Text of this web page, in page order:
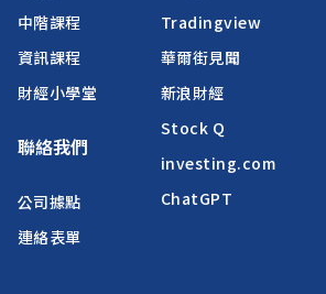
中階課程
資訊課程
財經小學堂
聯絡我們
公司據點
連絡表單
Tradingview
華爾街見聞
新浪財經
Stock Q
investing.com
ChatGPT